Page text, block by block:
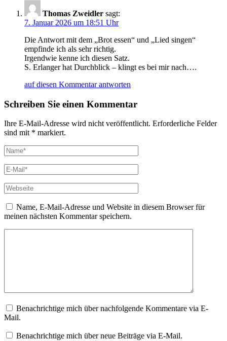
Thomas Zweidler sagt:
7. Januar 2026 um 18:51 Uhr
Die Antwort mit dem „Brot essen“ und „Lied singen“
empfinde ich als sehr richtig.
Irgendwie kenne ich diesen Satz.
S. Erlanger hat Durchblick – klingt es bei mir nach….
auf diesen Kommentar antworten
Schreiben Sie einen Kommentar
Ihre E-Mail-Adresse wird nicht veröffentlicht. Erforderliche Felder
sind mit * markiert.
Name, E-Mail-Adresse und Website in diesem Browser für
meinen nächsten Kommentar speichern.
Benachrichtige mich über nachfolgende Kommentare via E-
Mail.
Benachrichtige mich über neue Beiträge via E-Mail.